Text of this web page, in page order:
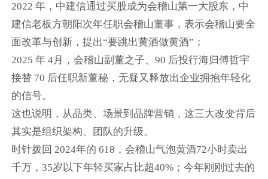
2022 年，中建信通过买股成为会稽山第一大股东，中
建信老板方朝阳次年任职会稽山董事，表示会稽山要全
面改革与创新，提出“要跳出黄酒做黄酒”；
2025 年 4月，会稽山副董之子、90 后投行海归傅哲宇
接替 70 后任职新董秘，无疑又释放出企业拥抱年轻化
的信号。
这也说明，从品类、场景到品牌营销，这三大改变背后
其实是组织架构、团队的升级。
时针拨回 2024年的 618，会稽山气泡黄酒72小时卖出
千万，35岁以下年轻买家占比超40%；今年刚刚过去的